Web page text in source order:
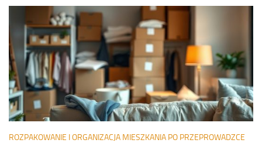
ROZPAKOWANIE I ORGANIZACJA MIESZKANIA PO PRZEPROWADZCE